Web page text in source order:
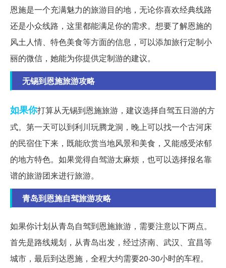
恩施是一个充满魅力的旅游目的地，无论你喜欢经典线路
还是小众线路，这里都能满足你的需求。想要了解恩施的
风土人情、特色美食等方面的信息，可以添加旅行定制小
丽的微信，她能为你提供定制游的建议。
无锡到恩施旅游攻略
如果你打算从无锡到恩施旅游，建议选择自驾五日游的方
式。第一天可以到利川玩腾龙洞，晚上可以找一个古河床
的民宿住下来，既能欣赏当地风景和美食，又能感受浓郁
的地方特色。如果觉得自驾游太麻烦，也可以选择报名靠
谱的旅游团来进行旅游。
青岛到恩施自驾旅游攻略
如果你计划从青岛自驾到恩施旅游，需要注意以下两点。
首先是路线规划，从青岛出发，经过济南、武汉、宜昌等
城市，最后到达恩施，全程大约需要20-30小时的车程。